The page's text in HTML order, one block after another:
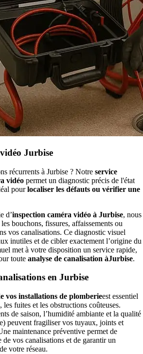
Jurbise
récurrents à Jurbise ? Notre service
vidéo permet un diagnostic précis de l'état
pourlocaliser les défauts ou vérifier une
d’inspection caméra vidéo à Jurbise, nous
bouchons, fissures, affaissements ou
vos canalisations. Ce diagnostic visuel
inutiles et de cibler exactement l’origine du
met à votre disposition un service rapide,
toute analyse de canalisation àJurbise.
en Jurbise
vos installations de plomberieest essentiel
fuites et les obstructions coûteuses.
de saison, l’humidité ambiante et la qualité
peuvent fragiliser vos tuyaux, joints et
maintenance préventive permet de
vos canalisations et de garantir un
votre réseau.